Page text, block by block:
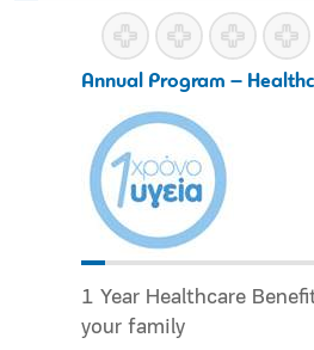
Annual Program –
1 Year Healthcare
your family